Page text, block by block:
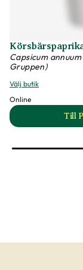
Capsicum
Gruppen)
Välj butik
Online
Till